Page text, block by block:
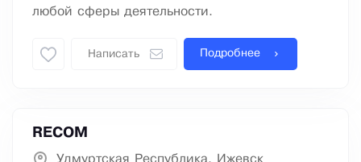
любой сферы деятельности.
Написать Подробнее
RECOM
Удмуртская Республика, Ижевск